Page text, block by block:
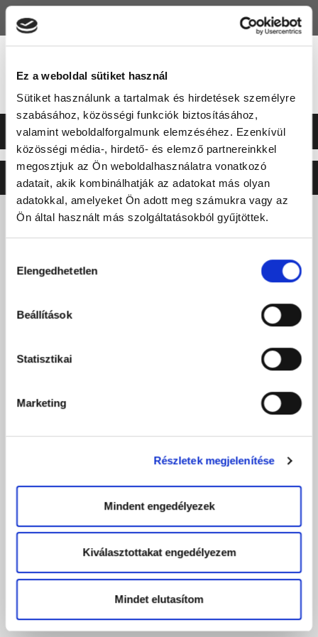
Ez a weboldal sütiket használ
Sütiket használunk a tartalmak és hirdetések személyre
szabásához, közösségi funkciók biztosításához,
valamint weboldalforgalmunk elemzéséhez. Ezenkívül
közösségi média-, hirdető- és elemző partnereinkkel
megosztjuk az Ön weboldalhasználatra vonatkozó
adatait, akik kombinálhatják az adatokat más olyan
adatokkal, amelyeket Ön adott meg számukra vagy az
Ön által használt más szolgáltatásokból gyűjtöttek.
kiválasztása
Elengedhetetlen
Beállítások
Statisztikai
Marketing
Részletek megjelenítése
Mindent engedélyezek
Kiválasztottakat engedélyezem
Mindet elutasítom
©2026 ERSTE LIGA